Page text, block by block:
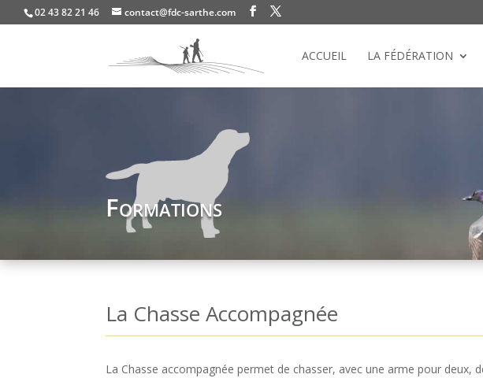
02 43 82 21 46 contact@fdc-sarthe.com
ACCUEIL LA FÉDÉRATION
Formations
La Chasse Accompagnée
La Chasse accompagnée permet de chasser, avec une arme pour deux,